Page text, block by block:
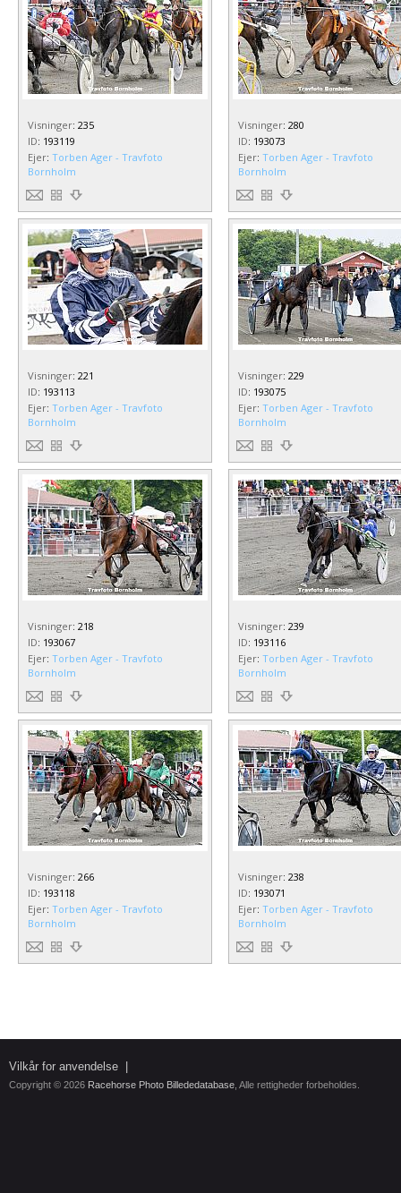
Visninger: 235
ID: 193119
Ejer: Torben Ager - Travfoto
Bornholm
Visninger: 280
ID: 193073
Ejer: Torben Ager - Travfoto
Bornholm
Visninger: 221
ID: 193113
Ejer: Torben Ager - Travfoto
Bornholm
Visninger: 229
ID: 193075
Ejer: Torben Ager - Travfoto
Bornholm
Visninger: 218
ID: 193067
Ejer: Torben Ager - Travfoto
Bornholm
Visninger: 239
ID: 193116
Ejer: Torben Ager - Travfoto
Bornholm
Visninger: 266
ID: 193118
Ejer: Torben Ager - Travfoto
Bornholm
Visninger: 238
ID: 193071
Ejer: Torben Ager - Travfoto
Bornholm
Vilkår for anvendelse
Copyright © 2026 Racehorse Photo Billededatabase , Alle rettigheder forbeholdes.